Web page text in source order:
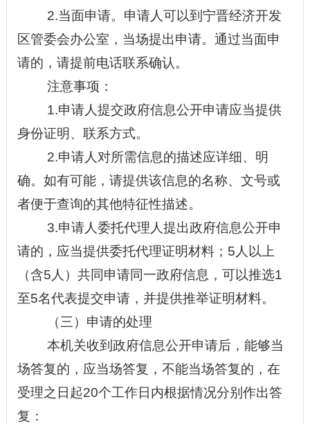
2.当面申请。申请人可以到 宁晋经济开发
区管委会办公室 ，当场提出申请。通过当面申
请的，请提前电话联系确认。
注意事项：
1.申请人提交政府信息公开申请应当提供
身份证明、联系方式。
2.申请人对所需信息的描述应详细、明
确。如有可能，请提供该信息的名称、文号或
者便于查询的其他特征性描述。
3.申请人委托代理人提出政府信息公开申
请的，应当提供委托代理证明材料；5人以上
（含5人）共同申请同一政府信息，可以推选1
至5名代表提交申请，并提供推举证明材料。
（三）申请的处理
本机关收到政府信息公开申请后，能够当
场答复的，应当场答复，不能当场答复的，在
受理之日起20个工作日内根据情况分别作出答
复：